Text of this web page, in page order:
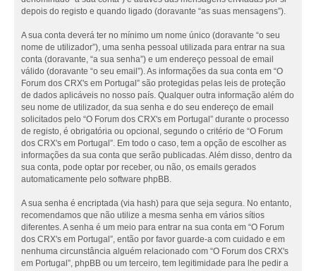
depois do registo e quando ligado (doravante “as suas mensagens”).
A sua conta deverá ter no mínimo um nome único (doravante “o seu
nome de utilizador”), uma senha pessoal utilizada para entrar na sua
conta (doravante, “a sua senha”) e um endereço pessoal de email
válido (doravante “o seu email”). As informações da sua conta em “O
Forum dos CRX's em Portugal” são protegidas pelas leis de proteção
de dados aplicáveis no nosso país. Qualquer outra informação além do
seu nome de utilizador, da sua senha e do seu endereço de email
solicitados pelo “O Forum dos CRX's em Portugal” durante o processo
de registo, é obrigatória ou opcional, segundo o critério de “O Forum
dos CRX's em Portugal”. Em todo o caso, tem a opção de escolher as
informações da sua conta que serão publicadas. Além disso, dentro da
sua conta, pode optar por receber, ou não, os emails gerados
automaticamente pelo software phpBB.
A sua senha é encriptada (via hash) para que seja segura. No entanto,
recomendamos que não utilize a mesma senha em vários sítios
diferentes. A senha é um meio para entrar na sua conta em “O Forum
dos CRX's em Portugal”, então por favor guarde-a com cuidado e em
nenhuma circunstância alguém relacionado com “O Forum dos CRX's
em Portugal”, phpBB ou um terceiro, tem legitimidade para lhe pedir a